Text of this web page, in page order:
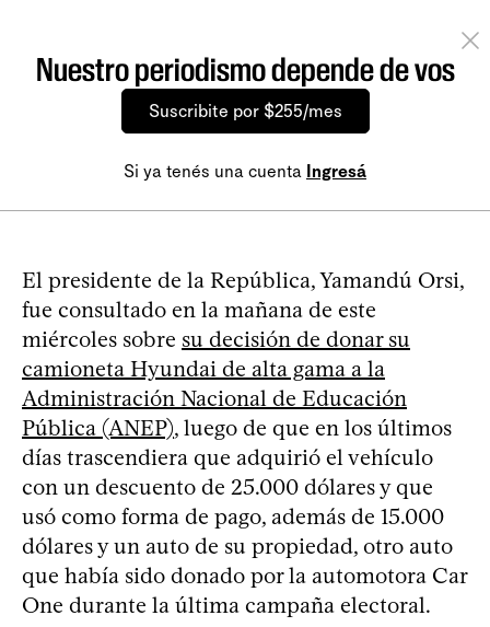
Nuestro periodismo depende de vos
Suscribite por $255/mes
Si ya tenés una cuenta Ingresá
El presidente de la República, Yamandú Orsi,
fue consultado en la mañana de este
miércoles sobre su decisión de donar su
camioneta Hyundai de alta gama a la
Administración Nacional de Educación
Pública (ANEP), luego de que en los últimos
días trascendiera que adquirió el vehículo
con un descuento de 25.000 dólares y que
usó como forma de pago, además de 15.000
dólares y un auto de su propiedad, otro auto
que había sido donado por la automotora Car
One durante la última campaña electoral.